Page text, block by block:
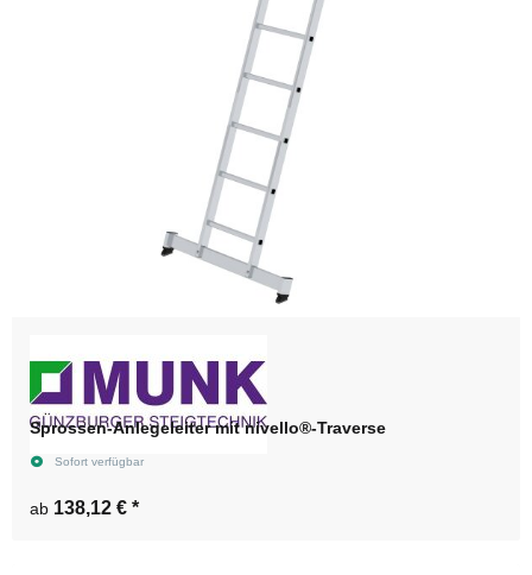
Sprossen-Anlegeleiter mit nivello®-Traverse
Sofort verfügbar
ab 138,12 € *